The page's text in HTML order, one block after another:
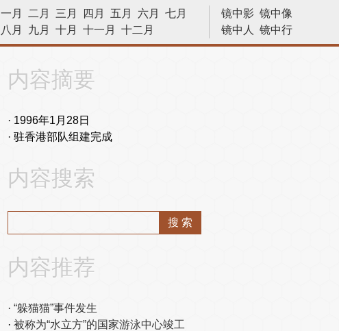
镜中影 镜中像
镜中人
镜中行
历史今天
一月 二月 三月 四月 五月 六月
七月
八月
九月 十月 十一月 十二月
内容摘要
1996年1月28日
驻香港部队组建完成
内容搜索
内容推荐
“躲猫猫”事件发生
被称为“水立方”的国家游泳中心竣工